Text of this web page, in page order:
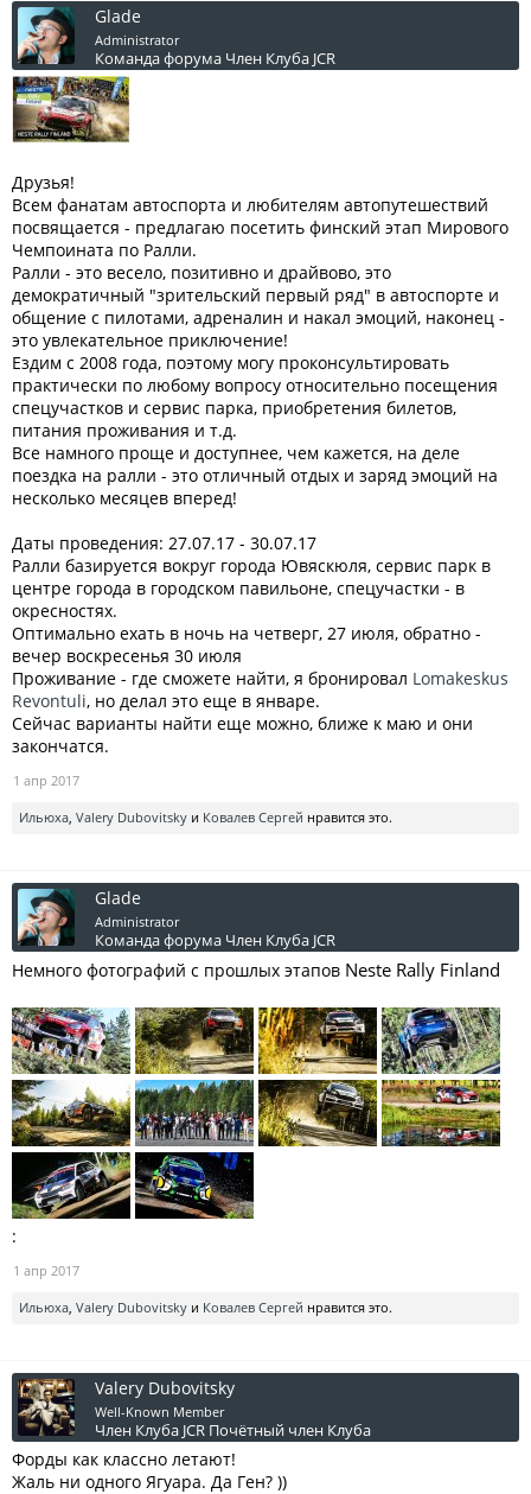
Glade
Administrator
Команда форума Член Клуба JCR
Друзья!
Всем фанатам автоспорта и любителям автопутешествий
посвящается - предлагаю посетить финский этап Мирового
Чемпоината по Ралли.
Ралли - это весело, позитивно и драйвово, это
демократичный "зрительский первый ряд" в автоспорте и
общение с пилотами, адреналин и накал эмоций, наконец -
это увлекательное приключение!
Ездим с 2008 года, поэтому могу проконсультировать
практически по любому вопросу относительно посещения
спецучастков и сервис парка, приобретения билетов,
питания проживания и т.д.
Все намного проще и доступнее, чем кажется, на деле
поездка на ралли - это отличный отдых и заряд эмоций на
несколько месяцев вперед!
Даты проведения: 27.07.17 - 30.07.17
Ралли базируется вокруг города Ювяскюля, сервис парк в
центре города в городском павильоне, спецучастки - в
окресностях.
Оптимально ехать в ночь на четверг, 27 июля, обратно -
вечер воскресенья 30 июля
Проживание - где сможете найти, я бронировал Lomakeskus
Revontuli, но делал это еще в январе.
Сейчас варианты найти еще можно, ближе к маю и они
закончатся.
1 апр 2017
Ильюха, Valery Dubovitsky и Ковалев Сергей нравится это.
Glade
Administrator
Команда форума Член Клуба JCR
Немного фотографий с прошлых этапов Neste Rally Finland
:
1 апр 2017
Ильюха, Valery Dubovitsky и Ковалев Сергей нравится это.
Valery Dubovitsky
Well-Known Member
Член Клуба JCR Почётный член Клуба
Форды как классно летают!
Жаль ни одного Ягуара. Да Ген? ))